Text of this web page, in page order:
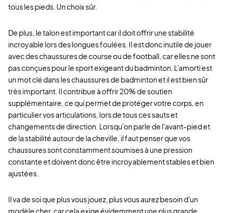
tous les pieds. Un choix sûr.
De plus, le talon est important car il doit offrir une stabilité
incroyable lors des longues foulées. Il est donc inutile de jouer
avec des chaussures de course ou de football, car elles ne sont
pas conçues pour le sport exigeant du badminton. L'amorti est
un mot clé dans les chaussures de badminton et il est bien sûr
très important. Il contribue à offrir 20% de soutien
supplémentaire, ce qui permet de protéger votre corps, en
particulier vos articulations, lors de tous ces sauts et
changements de direction. Lorsqu'on parle de l'avant-pied et
de la stabilité autour de la cheville, il faut penser que vos
chaussures sont constamment soumises à une pression
constante et doivent donc être incroyablement stables et bien
ajustées.
Il va de soi que plus vous jouez, plus vous aurez besoin d'un
modèle cher, car cela exige évidemment une plus grande